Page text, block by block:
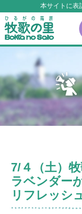
本サイトに表
牧歌の里温泉『
7/４（土）
ラベンダー
リフレッシ